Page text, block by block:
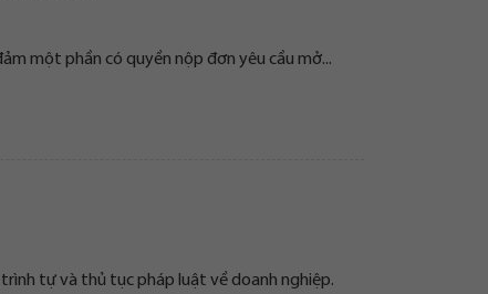
một phần có quyền nộp đơn yêu cầu mở...
tự và thủ tục pháp luật về doanh nghiệp.